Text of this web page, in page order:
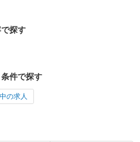
探す
件で探す
の求人